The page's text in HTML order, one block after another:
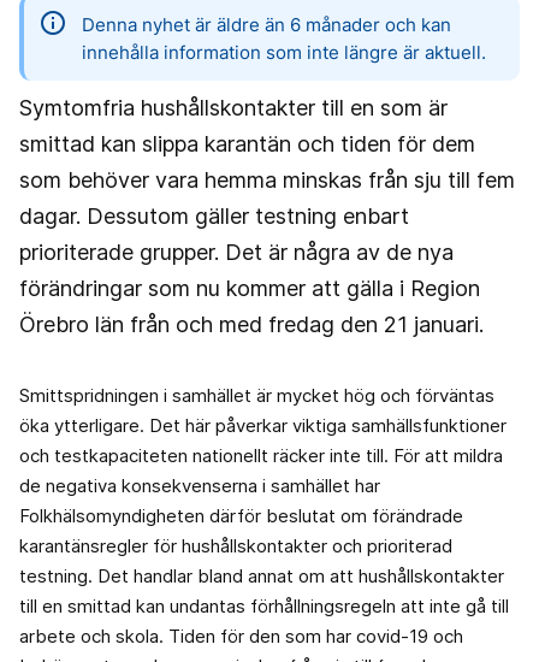
information
Denna nyhet är äldre än 6 månader och kan
innehålla information som inte längre är aktuell.
Symtomfria hushållskontakter till en som är
smittad kan slippa karantän och tiden för dem
som behöver vara hemma minskas från sju till fem
dagar. Dessutom gäller testning enbart
prioriterade grupper. Det är några av de nya
förändringar som nu kommer att gälla i Region
Örebro län från och med fredag den 21 januari.
Smittspridningen i samhället är mycket hög och förväntas
öka ytterligare. Det här påverkar viktiga samhällsfunktioner
och testkapaciteten nationellt räcker inte till. För att mildra
de negativa konsekvenserna i samhället har
Folkhälsomyndigheten därför beslutat om förändrade
karantänsregler för hushållskontakter och prioriterad
testning. Det handlar bland annat om att hushållskontakter
till en smittad kan undantas förhållningsregeln att inte gå till
arbete och skola. Tiden för den som har covid-19 och